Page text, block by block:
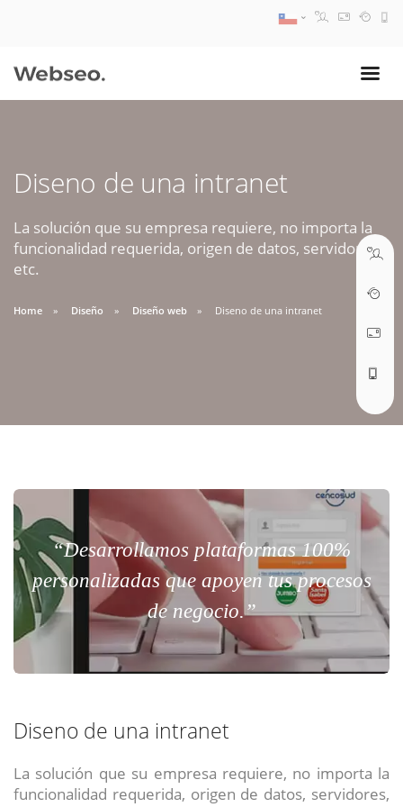
Diseno de una intranet
La solución que su empresa requiere, no importa la
funcionalidad requerida, origen de datos, servidores,
etc.
Home Diseño Diseño web Diseno de una intranet
“Desarrollamos plataformas 100%
personalizadas que apoyen tus procesos
de negocio.”
Diseno de una intranet
La solución que su empresa requiere, no importa la
funcionalidad requerida, origen de datos, servidores,
09:30 AM A 18:30 PM
soporte@webseo.cl
ABRIR TICKET